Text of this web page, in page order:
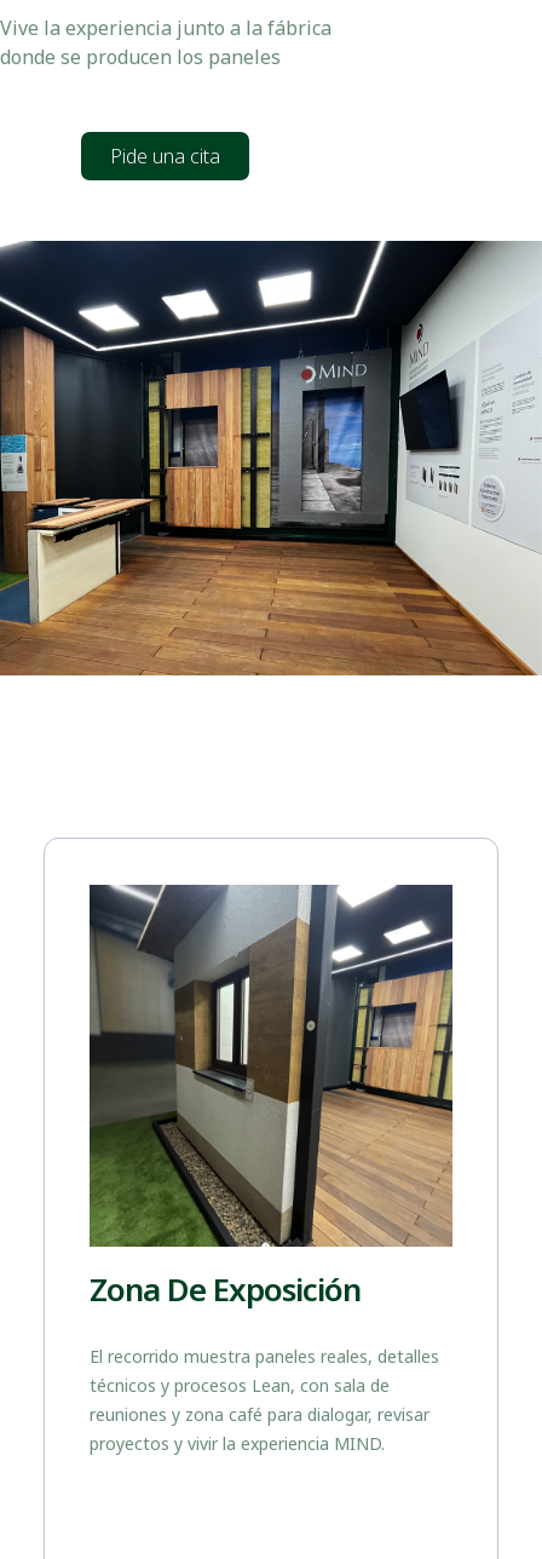
Vive la experiencia junto a la fábrica
donde se producen los paneles
Pide una cita
Zona De Exposición
El recorrido muestra paneles reales, detalles
técnicos y procesos Lean, con sala de
reuniones y zona café para dialogar, revisar
proyectos y vivir la experiencia MIND.